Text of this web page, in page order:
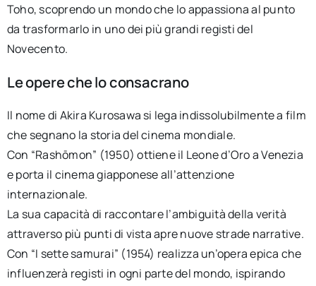
Toho, scoprendo un mondo che lo appassiona al punto
da trasformarlo in uno dei più grandi registi del
Novecento.
Le opere che lo consacrano
Il nome di Akira Kurosawa si lega indissolubilmente a film
che segnano la storia del cinema mondiale.
Con “Rashōmon” (1950) ottiene il Leone d’Oro a Venezia
e porta il cinema giapponese all’attenzione
internazionale.
La sua capacità di raccontare l’ambiguità della verità
attraverso più punti di vista apre nuove strade narrative.
Con “I sette samurai” (1954) realizza un’opera epica che
influenzerà registi in ogni parte del mondo, ispirando